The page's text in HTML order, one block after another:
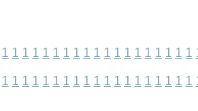
1 1 1 1 1 1 1 1 1 1 1 1 1 1 1 1 1 1 1
1 1 1 1 1 1 1 1 1 1 1 1 1 1 1 1 1 1 1